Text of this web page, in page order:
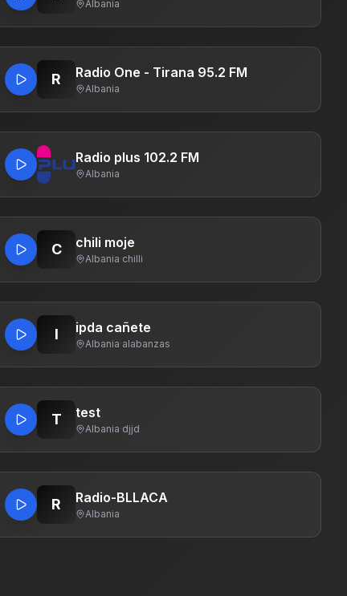
Albania
R Radio One - Tirana 95.2 FM
Albania
Radio plus 102.2 FM
Albania
C chili moje
Albania·chilli
I ipda cañete
Albania·alabanzas
T test
Albania·djjd
R Radio-BLLACA
Albania